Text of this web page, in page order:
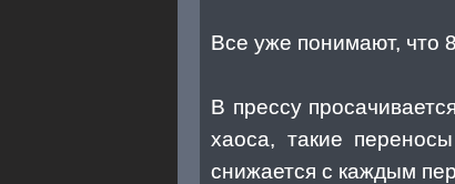
Все уже понимают, что
В прессу
хаоса, такие
снижается с каждым